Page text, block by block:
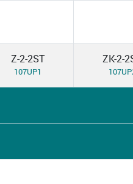
Z-2-2ST
107UP1
ZK-2-